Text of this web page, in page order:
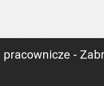
pracownicze -